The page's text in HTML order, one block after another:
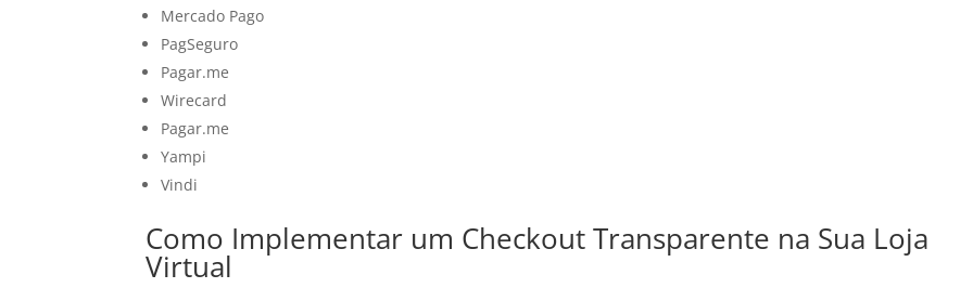
Mercado Pago
PagSeguro
Pagar.me
Wirecard
Pagar.me
Yampi
Vindi
Como Implementar um Checkout Transparente na Sua Loja
Virtual